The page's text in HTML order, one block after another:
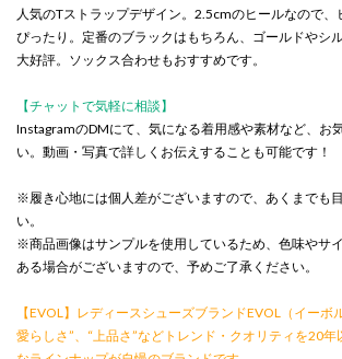
人気のTストラップデザイン。2.5cmのヒールなので、
ぴったり。定番のブラックはもちろん、ゴールドやシ
大好評。ソックス合わせもおすすめです。
【チャットで気軽に相談】
InstagramのDMにて、気になる着用感や素材など、お
い。動画・写真で詳しくお伝えすることも可能です！
※履き心地には個人差がございますので、あくまでも
い。
※商品画像はサンプルを使用しているため、色味やサ
ある場合がございますので、予めご了承ください。
【EVOL】レディースシューズブランドEVOL（イーボ
愛らしさ”、“上品さ”などトレンド・クオリティを20